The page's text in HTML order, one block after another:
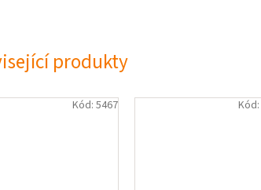
produkty
Kód: 5467 Kód: